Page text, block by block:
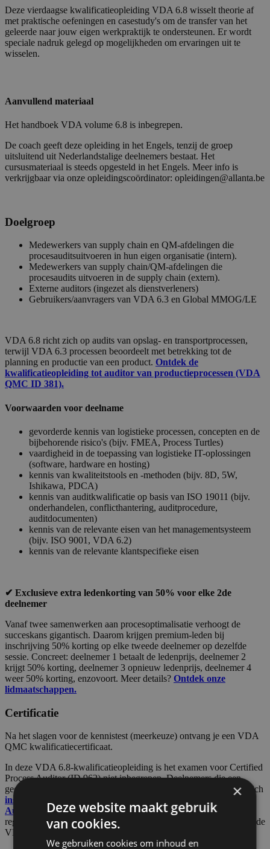
Deze vierdaagse kwalificatieopleiding VDA 6.8 wisselt theorie af
met praktische oefeningen en casestudy's om de transfer van het
geleerde naar jouw eigen werkpraktijk te ondersteunen. Er wordt
speciale nadruk gelegd op mogelijkheden om ervaringen uit te
wisselen.
Aanvullend materiaal
Het handboek VDA volume 6.8 is inbegrepen.
De coach geeft deze opleiding in het Engels, tenzij de groep
uitsluitend uit Nederlandstalige deelnemers bestaat. Het
cursusmateriaal is steeds opgesteld in het Engels. Meer info is
verkrijgbaar via onze opleidingscoördinator: opleidingen@allanta.be
Doelgroep
Medewerkers van supply chain en QM-afdelingen die
procesauditsuitvoeren in hun eigen organisatie (intern).
Medewerkers van supply chain/QM-afdelingen die
procesaudits uitvoeren in de supply chain (extern).
Externe auditors (ingezet als dienstverleners)
Gebruikers/aanvragers van VDA 6.3 en Global MMOG/LE
VDA 6.8 richt zich op audits van opslag- en transportprocessen,
terwijl VDA 6.3 processen beoordeelt met betrekking tot de
planning en productie van een product. Ontdek de
kwalificatieopleiding tot auditor van productieprocessen (VDA
QMC ID 381).
Voorwaarden voor deelname
gevorderde kennis van logistieke processen, concepten en de
bijbehorende risico's (bijv. FMEA, Process Turtles)
vaardigheid in de toepassing van logistieke IT-oplossingen
(software, hardware en hosting)
kennis van kwaliteitstools en -methoden (bijv. 8D, 5W,
Ishikawa, PDCA)
kennis van auditkwalificatie op basis van ISO 19011 (bijv.
onderhandelen, conflicthantering, auditprocedure,
auditdocumenten)
kennis van de relevante eisen van het managementsysteem
(bijv. ISO 9001, VDA 6.2)
kennis van de relevante klantspecifieke eisen
✔ Exclusieve extra ledenkorting van 50% voor elke 2de
deelnemer
Vanaf twee samenwerken aan procesoptimalisatie verhoogt de
succeskans gigantisch. Daarom krijgen premium-leden bij
inschrijving 50% korting op elke tweede deelnemer op dezelfde
sessie. Concreet: deelnemer 1 betaalt de ledenprijs, deelnemer 2
krijgt 50% korting, deelnemer 3 opnieuw ledenprijs, deelnemer 4
weer 50% korting, enzovoort. Meer details? Ontdek onze
lidmaatschappen.
Certificatie
Na het slagen voor de kennistest (meerkeuze) ontvang je een VDA
QMC kwalificatiecertificaat.
In deze VDA 6.8-kwalificatieopleiding is het examen voor Certified
Process Auditor (ID 962) niet inbegrepen. Deelnemers die een
gecertificeerde VDA 6.8- procesauditor willen worden, kunnen zich
inschrijven voor het examen tot gecertificeerd procesauditor
Auditor (VDA QMC ID 962), om een certificaat met een
registratienummer te ontvangen en de bijbehorende vermelding in de
VDA QMC-database. Het certificaat is drie jaar geldig.
×
Deze website maakt gebruik
van cookies.
We gebruiken cookies om inhoud en